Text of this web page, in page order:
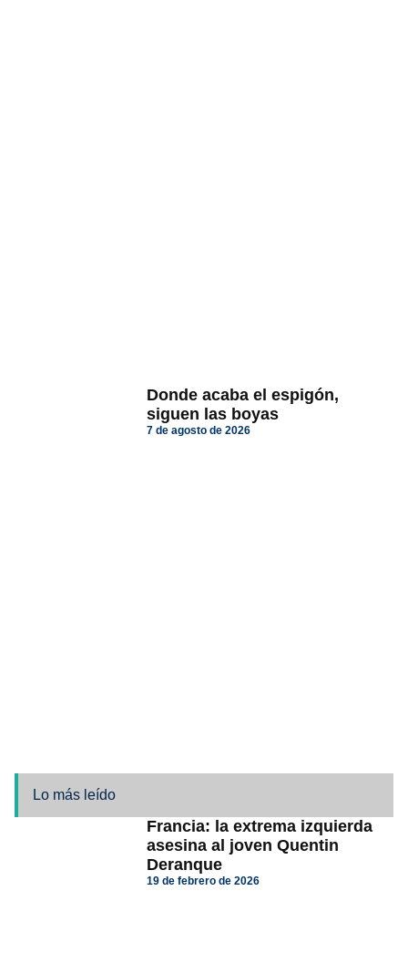
Donde acaba el espigón,
siguen las boyas
7 de agosto de 2026
Lo más leído
Francia: la extrema izquierda
asesina al joven Quentin
Deranque
19 de febrero de 2026